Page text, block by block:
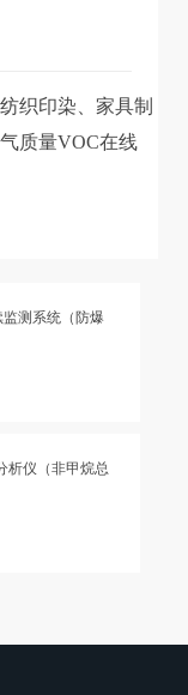
织印染、家具制
质量VOC在线
监测系统（防爆
析仪（非甲烷总